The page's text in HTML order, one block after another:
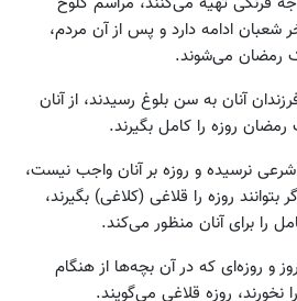
شعبان ادامه دارد و پس از آن مردم،
رمضان می‌شوند.
آنان به سن بلوغ رسیدند، از آنان
روزه را کامل بگیرند.
نرسیده و روزه بر آنان واجب نیست،
بتوانند روزه را قلاغی (کلاغی) بگیرند،
را برای آنان منظور می‌کند.
و روزه‌ای که در آن بچه‌ها از هنگام
نخورند، روزه قلاغی می‌گویند.